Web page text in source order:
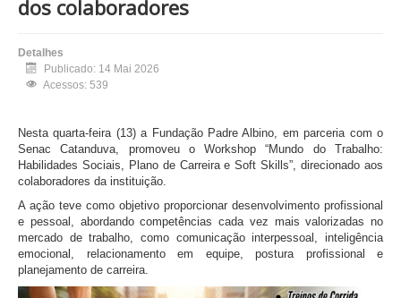
dos colaboradores
Detalhes
Publicado: 14 Mai 2026
Acessos: 539
Nesta quarta-feira (13) a Fundação Padre Albino, em parceria com o
Senac Catanduva, promoveu o Workshop “Mundo do Trabalho:
Habilidades Sociais, Plano de Carreira e Soft Skills”, direcionado aos
colaboradores da instituição.
A ação teve como objetivo proporcionar desenvolvimento profissional
e pessoal, abordando competências cada vez mais valorizadas no
mercado de trabalho, como comunicação interpessoal, inteligência
emocional, relacionamento em equipe, postura profissional e
planejamento de carreira.